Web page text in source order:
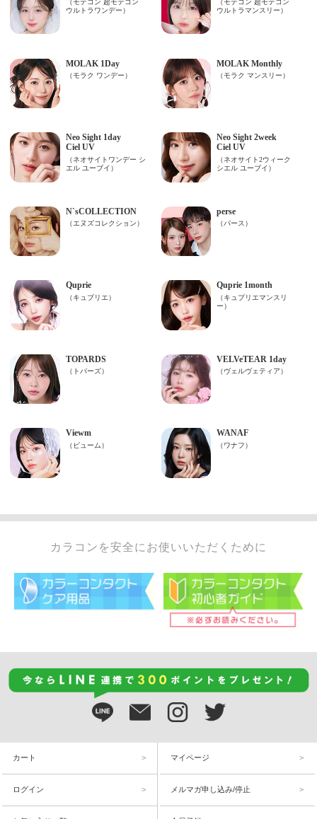
カラコンを安全にお使いいただくために
カート マイページ
ログイン メルマガ申し込み/停止